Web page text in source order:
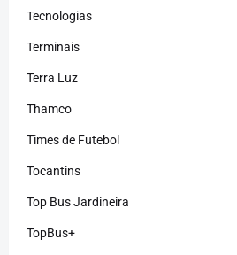
Tecnologias
Terminais
Terra Luz
Thamco
Times de Futebol
Tocantins
Top Bus Jardineira
TopBus+